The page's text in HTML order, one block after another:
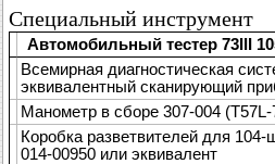
Специальный инструмент
Автомобильный тестер 73III
Всемирная диагностическая
эквивалентный сканирующий
Манометр в сборе 307-004 (T57L-
Коробка разветвителей для
014-00950 или эквивалент